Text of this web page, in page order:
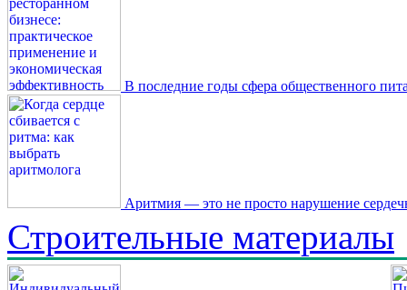
В последние годы сфера общественного
Аритмия — это не просто нарушение
Строительные материалы